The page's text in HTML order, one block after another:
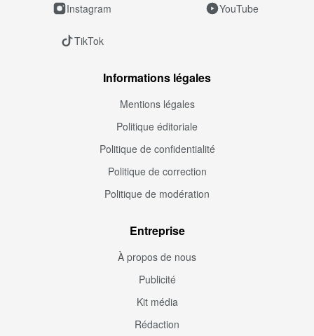
Instagram YouTube
TikTok
Informations légales
Mentions légales
Politique éditoriale
Politique de confidentialité
Politique de correction
Politique de modération
Entreprise
À propos de nous
Publicité
Kit média
Rédaction